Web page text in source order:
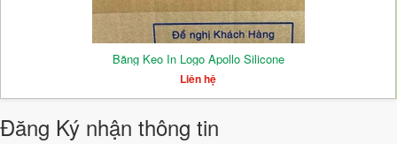
Băng Keo In Logo Apollo Silicone
Liên hệ
Đăng Ký nhận thông tin